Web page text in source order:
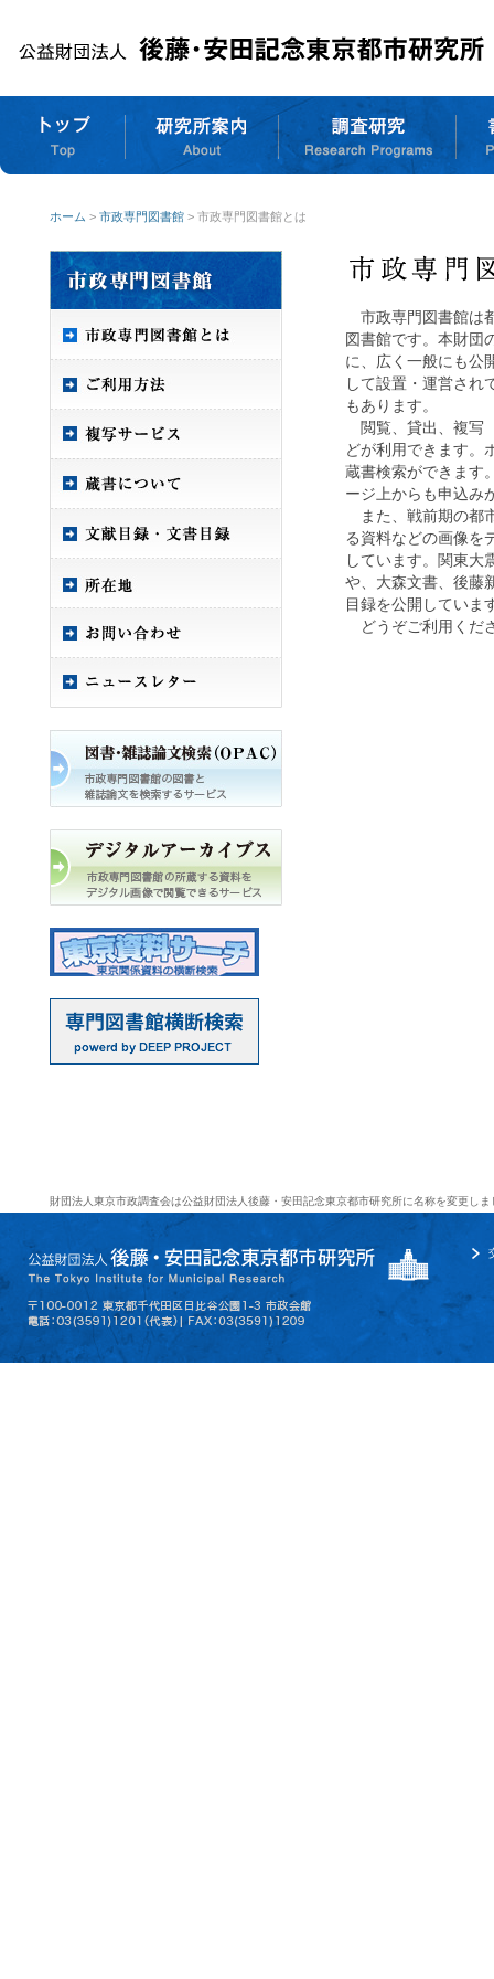
ホーム > 市政専門図書館 > 市政専門図書館とは
市政専門図書館は
図書館です。本財団
に、広く一般にも公
して設置・運営され
もあります。
閲覧、貸出、複写
どが利用できます。
蔵書検索ができます
ージ上からも申込み
また、戦前期の都
る資料などの画像を
しています。関東大
や、大森文書、後藤
目録を公開していま
どうぞご利用くだ
財団法人東京市政調査会は公益財団法人後藤・安田記念東京都市研究所に名称を変更しま